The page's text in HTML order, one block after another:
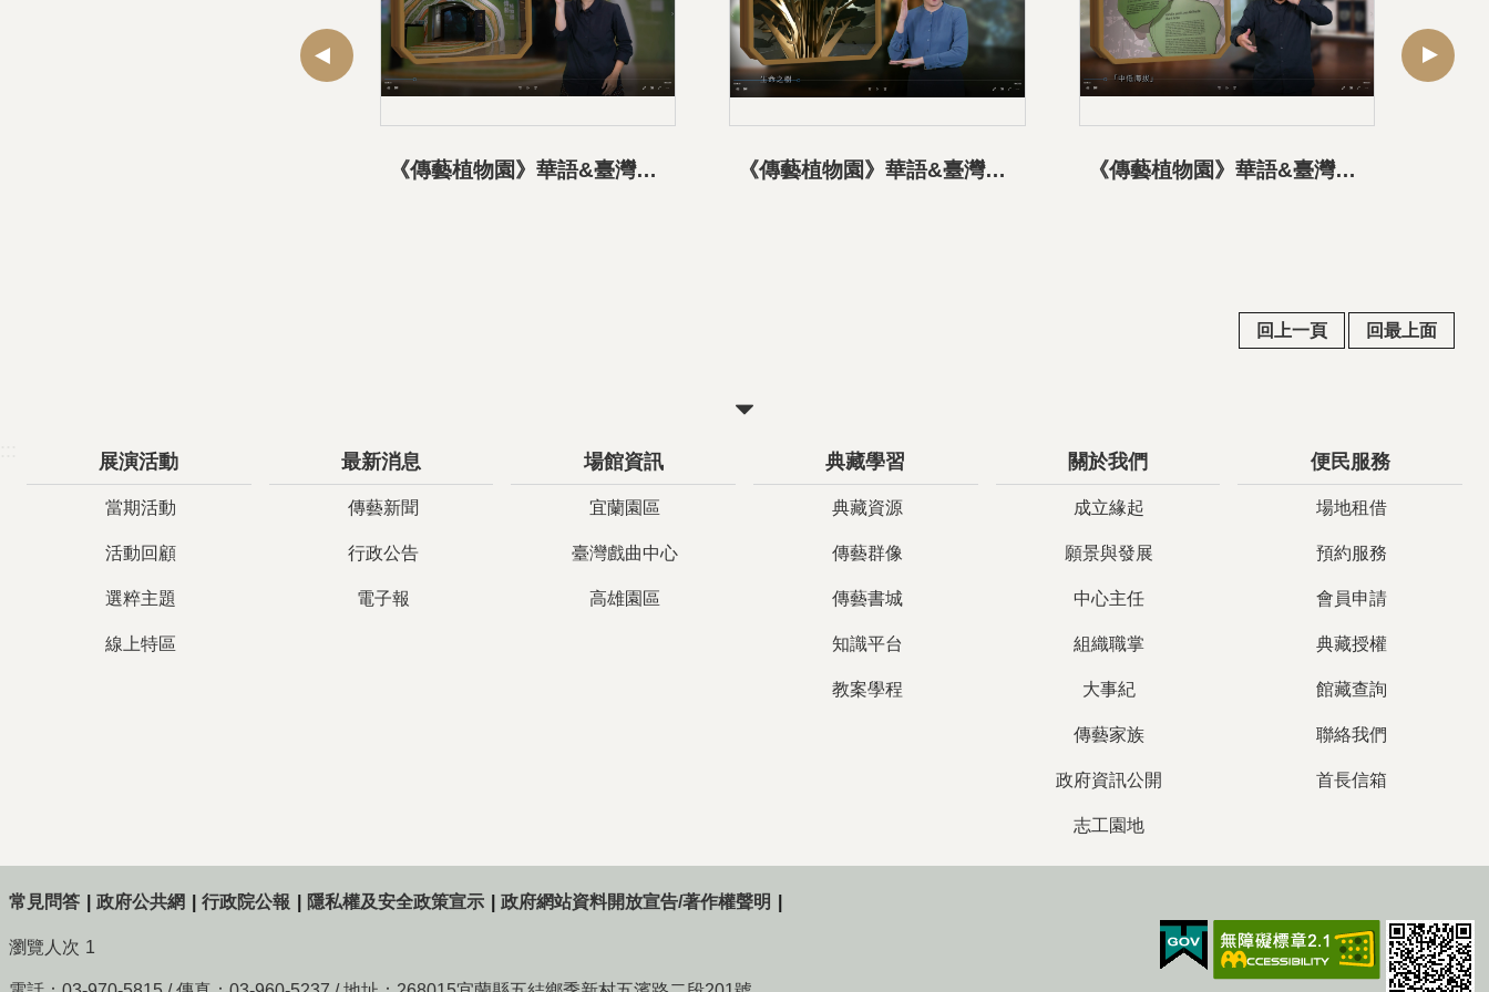
《傳藝植物園》華語&臺灣手語導覽影片-01展覽介紹 《傳藝植物園》華語&臺灣手語導覽影片-02生命之樹展區 《傳藝植物園》華語&臺灣手語導覽影片-03中高、中低海拔及水岸、海岸植物區
回上一頁 回最上面
展演活動
當期活動
活動回顧
選粹主題
線上特區
最新消息
傳藝新聞
行政公告
電子報
場館資訊
宜蘭園區
臺灣戲曲中心
高雄園區
典藏學習
典藏資源
傳藝群像
傳藝書城
知識平台
教案學程
關於我們
成立緣起
願景與發展
中心主任
組織職掌
大事紀
傳藝家族
政府資訊公開
志工園地
便民服務
場地租借
預約服務
會員申請
典藏授權
館藏查詢
聯絡我們
首長信箱
常見問答 政府公共網 行政院公報 隱私權及安全政策宣示 政府網站資料開放宣告/著作權聲明
瀏覽人次 1